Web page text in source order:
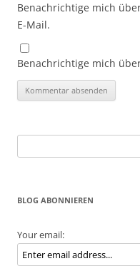
Benachrichtige mich
E-Mail.
Benachrichtige mich
nach:
BLOG ABONNIEREN
Your email: